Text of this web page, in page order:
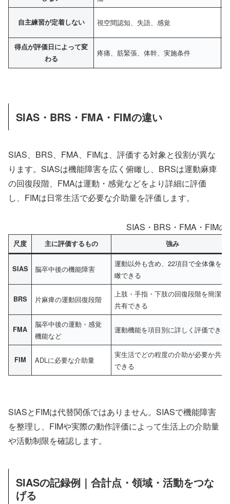
自主練習が定着しない 視空間認知、失語、感覚
得点が評価日によって変
わる
疼痛、筋緊張、体幹、実施条件
SIAS・BRS・FMA・FIMの違い
SIAS、BRS、FMA、FIMは、評価する対象と役割が異な
ります。SIASは機能障害を広く俯瞰し、BRSは運動麻痺
の回復段階、FMAは運動・感覚などをより詳細に評価
し、FIMは日常生活で必要な介助量を評価します。
SIAS・BRS・FMA・FIMの
尺度 主に評価するもの 強み
SIAS 脳卒中後の機能障害
運動以外も含め、22項目で全体像を俯
瞰できる
BRS 片麻痺の運動回復段階
上肢・手指・下肢の回復段階を簡潔に
共有できる
FMA
脳卒中後の運動・感覚
機能など
運動機能を項目別に詳しく評価できる
FIM ADLに必要な介助量
実生活でどの程度の介助が必要か共有
できる
SIASとFIMは代替関係ではありません。SIASで機能障害
を整理し、FIMや実際の動作評価によって生活上の介助量
や活動制限を確認します。
SIASの記録例｜合計点・領域・活動をつな
げる